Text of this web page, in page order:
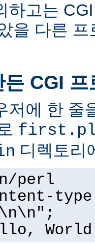
하고는
을 다른
CGI 프
저에 한 줄
디렉토리
perl